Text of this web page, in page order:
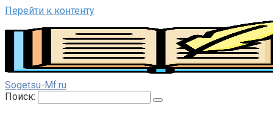
Перейти к контенту
Sogetsu-Mf.ru
Поиск: